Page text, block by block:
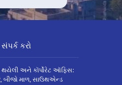
કરો
થયેલી અને કૉર્પોરેટ ઑફિસ:
બીજો માળ, સાઉથએન્ડ